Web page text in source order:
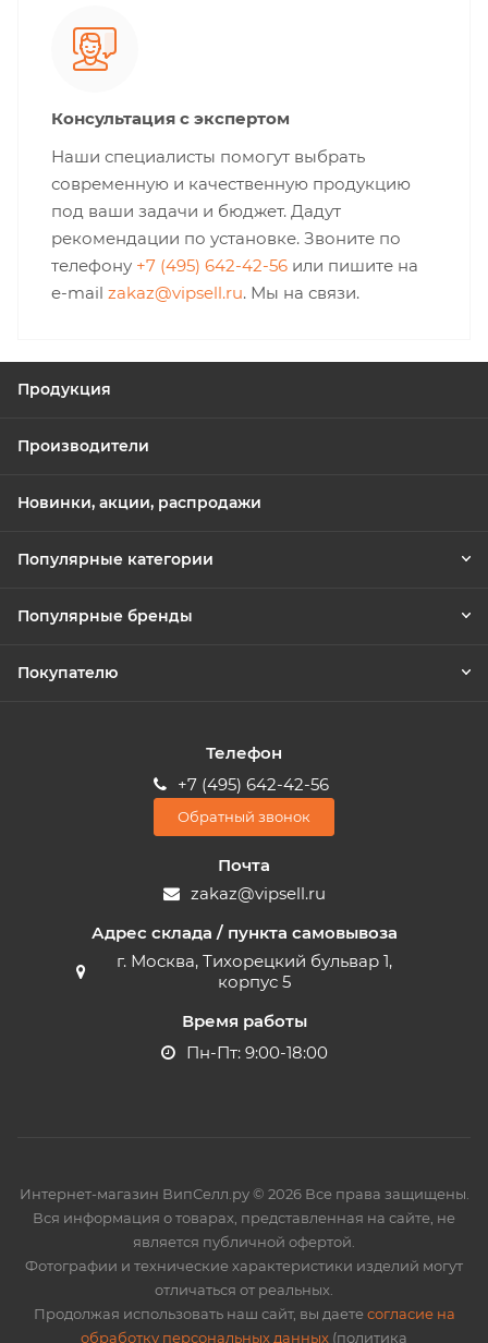
Консультация с экспертом
Наши специалисты помогут выбрать
современную и качественную продукцию
под ваши задачи и бюджет. Дадут
рекомендации по установке. Звоните по
телефону +7 (495) 642-42-56 или пишите на
e-mail zakaz@vipsell.ru. Мы на связи.
Продукция
Производители
Новинки, акции, распродажи
Популярные категории
Популярные бренды
Покупателю
Телефон
+7 (495) 642-42-56
Обратный звонок
Почта
zakaz@vipsell.ru
Адрес склада / пункта самовывоза
г. Москва, Тихорецкий бульвар 1,
корпус 5
Время работы
Пн-Пт: 9:00-18:00
Интернет-магазин ВипСелл.ру © 2026 Все права защищены.
Вся информация о товарах, представленная на сайте, не
является публичной офертой.
Фотографии и технические характеристики изделий могут
отличаться от реальных.
Продолжая использовать наш сайт, вы даетесогласие на
обработку персональных данных (политика